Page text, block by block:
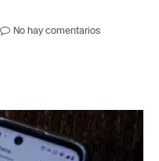
No hay comentarios